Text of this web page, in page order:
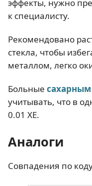
эффекты, нужно
к специалисту.
Рекомендовано
стекла, чтобы
металлом, легко
Больные
учитывать, что в
0.01 ХЕ.
Аналоги
Совпадения по